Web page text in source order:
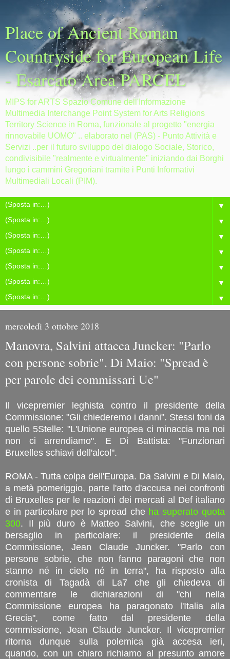
Place of Ancient Roman
Countryside for European Life
- Esarcato Area PARCEL
MIPS for ARTS Spazio Comune dell'Informazione
Multimedia Interchange Point System for Arts Religions
Territory Science in Roma, funzionale al progetto "energia
rinnovabile UOMO" .. elaborato nel (PAS) - Punto Attività e
Servizi ..per il futuro sviluppo del dialogo Sociale, Storico,
condivisibile "realmente e virtualmente" iniziando dai Borghi
lungo i cammini Gregoriani tramite i Punti Informativi
Multimediali Locali (PIM).
▼
▼
▼
▼
▼
▼
▼
mercoledì 3 ottobre 2018
Manovra, Salvini attacca Juncker: "Parlo
con persone sobrie". Di Maio: "Spread è
per parole dei commissari Ue"
Il vicepremier leghista contro il presidente della
Commissione: "Gli chiederemo i danni". Stessi toni da
quello 5Stelle: "L'Unione europea ci minaccia ma noi
non ci arrendiamo". E Di Battista: "Funzionari
Bruxelles schiavi dell'alcol".
ROMA - Tutta colpa dell'Europa. Da Salvini e Di Maio,
a metà pomeriggio, parte l'atto d'accusa nei confronti
di Bruxelles per le reazioni dei mercati al Def italiano
e in particolare per lo spread che ha superato quota
300. Il più duro è Matteo Salvini, che sceglie un
bersaglio in particolare: il presidente della
Commissione, Jean Claude Juncker. "Parlo con
persone sobrie, che non fanno paragoni che non
stanno né in cielo né in terra", ha risposto alla
cronista di Tagadà di La7 che gli chiedeva di
commentare le dichiarazioni di "chi nella
Commissione europea ha paragonato l'Italia alla
Grecia", come fatto dal presidente della
commissione, Jean Claude Juncker. Il vicepremier
ritorna dunque sulla polemica già accesa ieri,
quando, con un chiaro richiamo al presunto amore